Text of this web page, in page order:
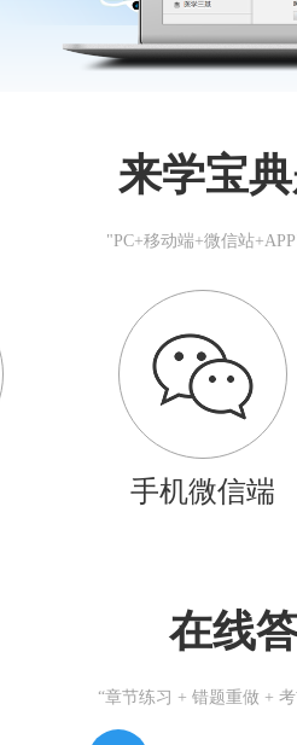
来学宝
"PC+移动端+微信站
手机微信端
在线
“章节练习 + 错题重做 +